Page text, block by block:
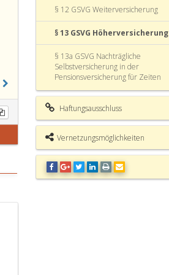
§ 12 GSVG Weiterversicherung
§ 13 GSVG Höherversicherung
§ 13a GSVG Nachträgliche
Selbstversicherung in der
Pensionsversicherung für Zeiten
Bildungseinrichtung
§ 14 GSVG Formalversicherung
§ 14a GSVG Selbstversicherung in
der Krankenversicherung
§ 14b GSVG
Haftungsausschluss
Vernetzungsmöglichkeiten